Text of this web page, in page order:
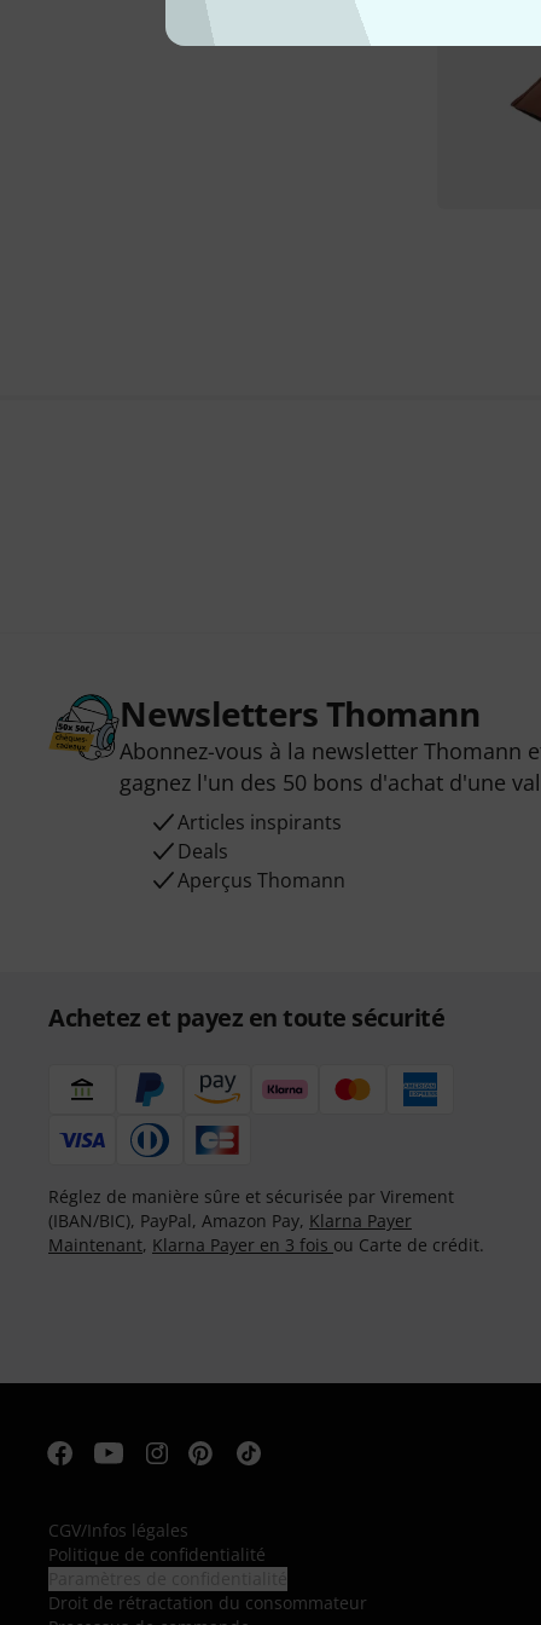
Newsletters Thomann
Abonnez-vous à la newsletter Thomann
gagnez l'un des 50 bons d'achat d'une
Articles inspirants
Deals
Aperçus Thomann
Achetez et payez en toute sécurité
Réglez de manière sûre et sécurisée par Virement
(IBAN/BIC), PayPal, Amazon Pay, Klarna Payer
Maintenant, Klarna Payer en 3 fois ou Carte de crédit.
CGV/Infos légales
Politique de confidentialité
Droit de rétractation du consommateur